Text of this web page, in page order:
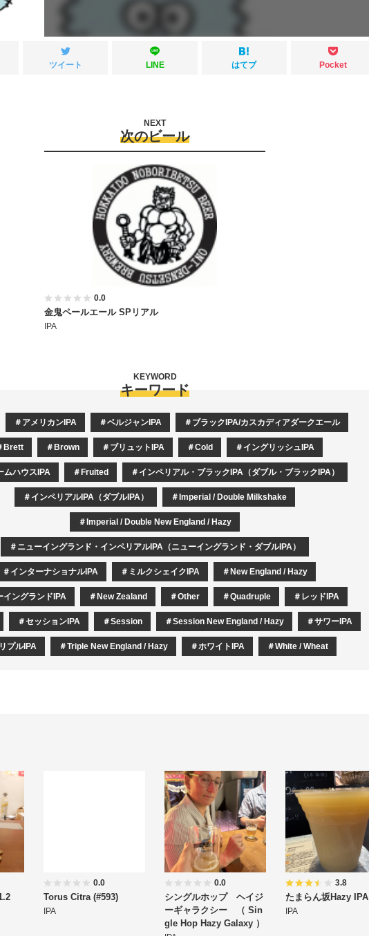
ツイート LINE はてブ Pocket
次のビール
NEXT
0.0
金鬼ペールエール SPリアル
IPA
キーワード
KEYWORD
アメリカンIPA ベルジャンIPA ブラックIPA/カスカディアダークエール
Brett Brown ブリュットIPA Cold イングリッシュIPA
ムハウスIPA Fruited インペリアル・ブラックIPA（ダブル・ブラックIPA）
インペリアルIPA（ダブルIPA） Imperial / Double Milkshake
Imperial / Double New England / Hazy
ニューイングランド・インペリアルIPA（ニューイングランド・ダブルIPA）
インターナショナルIPA ミルクシェイクIPA New England / Hazy
イングランドIPA New Zealand Other Quadruple レッドIPA
セッションIPA Session Session New England / Hazy サワーIPA
プルIPA Triple New England / Hazy ホワイトIPA White / Wheat
0.0
Torus Citra (#593)
IPA
0.0
シングルホップ ヘイジ
ーギャラクシー （ Sin
gle Hop Hazy Galaxy ）
3.8
たまらん坂Hazy IPA
IPA